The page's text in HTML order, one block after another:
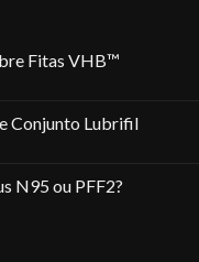
Fitas VHB™
Conjunto Lubrifil
N95 ou PFF2?